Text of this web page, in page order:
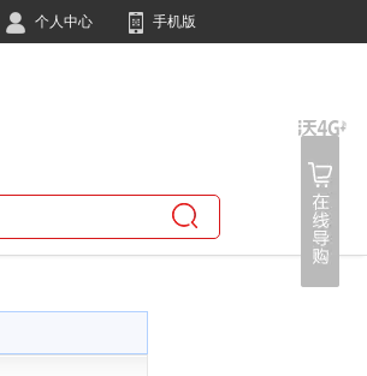
个人中心 手机版